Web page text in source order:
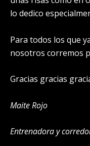
lo dedico
Para todos los que
nosotros corremos
Gracias gracias
Maite Rojo
Entrenadora y